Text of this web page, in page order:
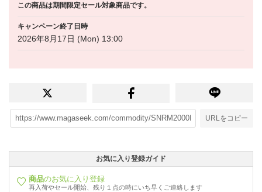
この商品は期間限定セール対象商品です。
キャンペーン終了日時
2026年8月17日 (Mon) 13:00
URLをコピー
お気に入り登録ガイド
商品のお気に入り登録
再入荷やセール開始、残り１点の時にいち早くご連絡します